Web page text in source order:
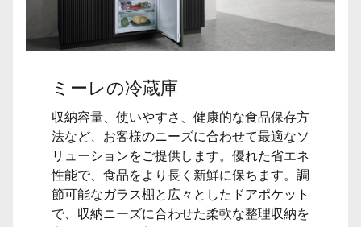
ミーレの冷蔵庫
収納容量、使いやすさ、健康的な食品保存方
法など、お客様のニーズに合わせて最適なソ
リューションをご提供します。優れた省エネ
性能で、食品をより長く新鮮に保ちます。調
節可能なガラス棚と広々としたドアポケット
で、収納ニーズに合わせた柔軟な整理収納を